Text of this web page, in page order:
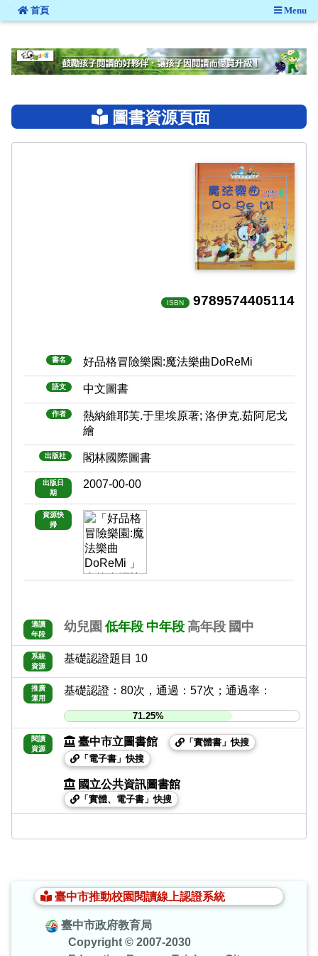
::: 首頁 Menu
圖書資源頁面
ISBN 9789574405114
書名 好品格冒險樂園:魔法樂曲DoReMi
語文 中文圖書
作者
熱納維耶芙.于里埃原著; 洛伊克.茹阿尼戈
繪
出版社 閣林國際圖書
出版日
期
2007-00-00
資源快
掃
適讀
年段
幼兒園 低年段 中年段 高年段 國中
系統
資源
基礎認證題目 10
推廣
運用
基礎認證：80次，通過：57次；通過率：
71.25%
閱讀
資源
臺中市立圖書館
「實體書」快搜
「電子書」快搜
國立公共資訊圖書館
「實體、電子書」快搜
臺中市推動校園閱讀線上認證系統
臺中市政府教育局
Copyright © 2007-2030